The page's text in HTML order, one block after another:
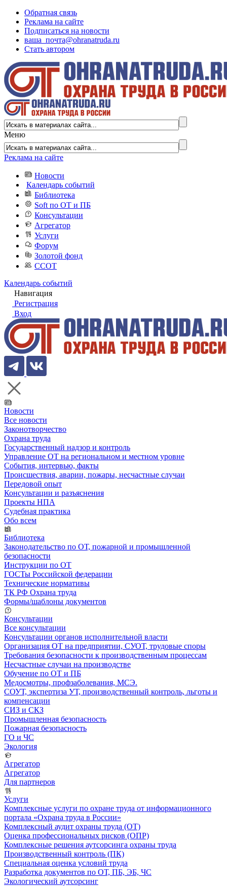
Обратная связь
Реклама на сайте
Подписаться на новости
ваша_почта@ohranatruda.ru
Стать автором
Меню
Реклама на сайте
Новости
Календарь событий
Библиотека
Soft по ОТ и ПБ
Консультации
Агрегатор
Услуги
Форум
Золотой фонд
ССОТ
Календарь событий
Навигация
Регистрация
Вход
Новости
Все новости
Законотворчество
Охрана труда
Государственный надзор и контроль
Управление ОТ на региональном и местном уровне
События, интервью, факты
Происшествия, аварии, пожары, несчастные случаи
Передовой опыт
Консультации и разъяснения
Проекты НПА
Судебная практика
Обо всем
Библиотека
Законодательство по ОТ, пожарной и промышленной
безопасности
Инструкции по ОТ
ГОСТы Российской федерации
Технические нормативы
ТК РФ Охрана труда
Формы/шаблоны документов
Консультации
Все консультации
Консультации органов исполнительной власти
Организация ОТ на предприятии, СУОТ, трудовые споры
Требования безопасности к производственным процессам
Несчастные случаи на производстве
Обучение по ОТ и ПБ
Медосмотры, профзаболевания, МСЭ.
СОУТ, экспертиза УТ, производственный контроль, льготы и
компенсации
СИЗ и СКЗ
Промышленная безопасность
Пожарная безопасность
ГО и ЧС
Экология
Агрегатор
Агрегатор
Для партнеров
Услуги
Комплексные услуги по охране труда от информационного
портала «Охрана труда в России»
Комплексный аудит охраны труда (ОТ)
Оценка профессиональных рисков (ОПР)
Комплексные решения аутсорсинга охраны труда
Производственный контроль (ПК)
Специальная оценка условий труда
Разработка документов по ОТ, ПБ, ЭБ, ЧС
Экологический аутсорсинг